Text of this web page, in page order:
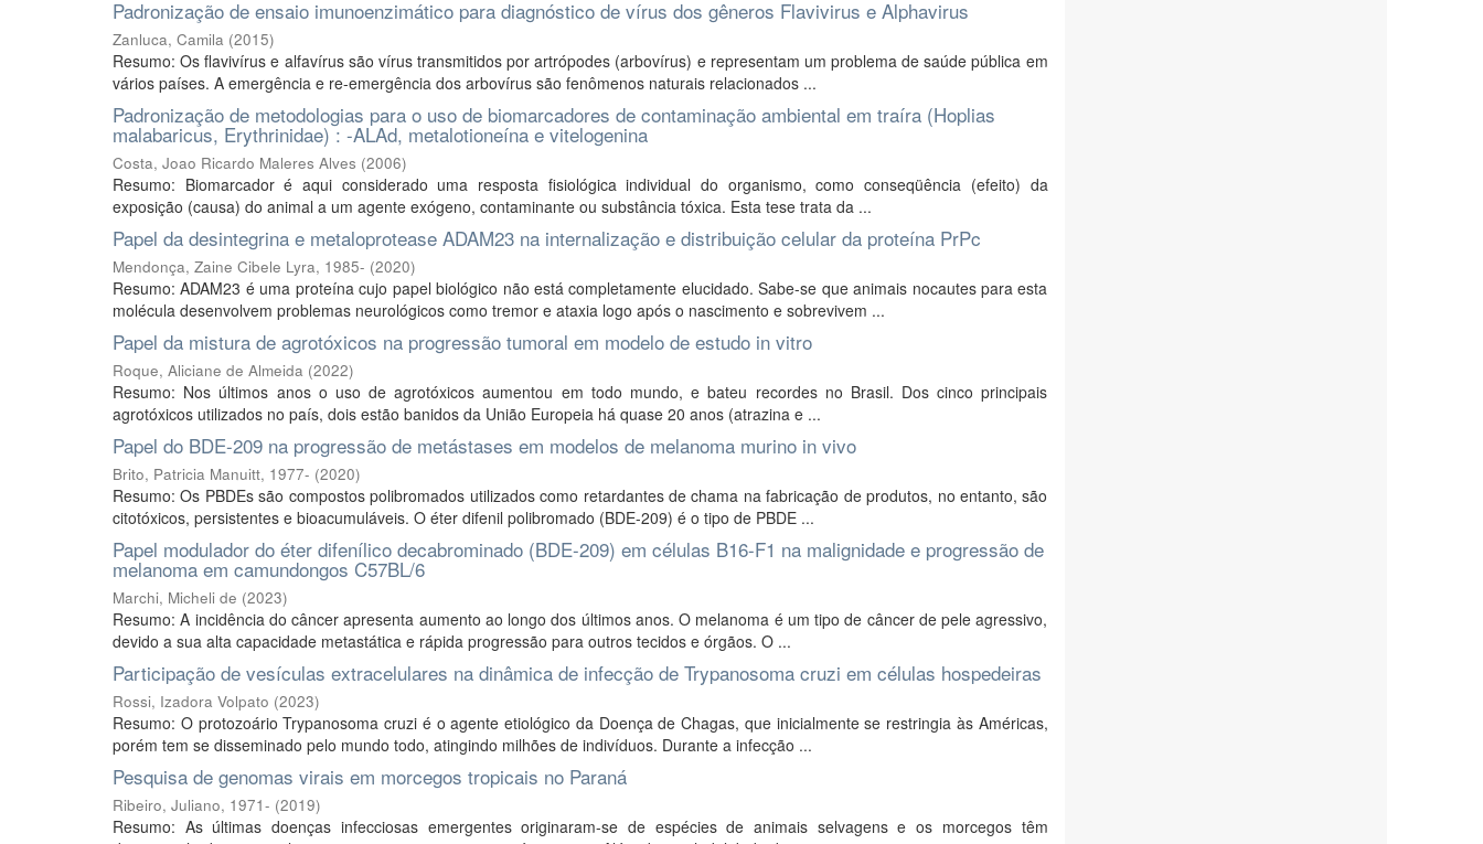
Padronização de ensaio imunoenzimático para diagnóstico de vírus dos gêneros Flavivirus e Alphavirus
Zanluca, Camila (2015)
Resumo: Os flavivírus e alfavírus são vírus transmitidos por artrópodes (arbovírus) e representam um problema de saúde pública em
vários países. A emergência e re-emergência dos arbovírus são fenômenos naturais relacionados ...
Padronização de metodologias para o uso de biomarcadores de contaminação ambiental em traíra (Hoplias
malabaricus, Erythrinidae) : -ALAd, metalotioneína e vitelogenina
Costa, Joao Ricardo Maleres Alves (2006)
Resumo: Biomarcador é aqui considerado uma resposta fisiológica individual do organismo, como conseqüência (efeito) da
exposição (causa) do animal a um agente exógeno, contaminante ou substância tóxica. Esta tese trata da ...
Papel da desintegrina e metaloprotease ADAM23 na internalização e distribuição celular da proteína PrPc
Mendonça, Zaine Cibele Lyra, 1985- (2020)
Resumo: ADAM23 é uma proteína cujo papel biológico não está completamente elucidado. Sabe-se que animais nocautes para esta
molécula desenvolvem problemas neurológicos como tremor e ataxia logo após o nascimento e sobrevivem ...
Papel da mistura de agrotóxicos na progressão tumoral em modelo de estudo in vitro
Roque, Aliciane de Almeida (2022)
Resumo: Nos últimos anos o uso de agrotóxicos aumentou em todo mundo, e bateu recordes no Brasil. Dos cinco principais
agrotóxicos utilizados no país, dois estão banidos da União Europeia há quase 20 anos (atrazina e ...
Papel do BDE-209 na progressão de metástases em modelos de melanoma murino in vivo
Brito, Patricia Manuitt, 1977- (2020)
Resumo: Os PBDEs são compostos polibromados utilizados como retardantes de chama na fabricação de produtos, no entanto, são
citotóxicos, persistentes e bioacumuláveis. O éter difenil polibromado (BDE-209) é o tipo de PBDE ...
Papel modulador do éter difenílico decabrominado (BDE-209) em células B16-F1 na malignidade e progressão de
melanoma em camundongos C57BL/6
Marchi, Micheli de (2023)
Resumo: A incidência do câncer apresenta aumento ao longo dos últimos anos. O melanoma é um tipo de câncer de pele agressivo,
devido a sua alta capacidade metastática e rápida progressão para outros tecidos e órgãos. O ...
Participação de vesículas extracelulares na dinâmica de infecção de Trypanosoma cruzi em células hospedeiras
Rossi, Izadora Volpato (2023)
Resumo: O protozoário Trypanosoma cruzi é o agente etiológico da Doença de Chagas, que inicialmente se restringia às Américas,
porém tem se disseminado pelo mundo todo, atingindo milhões de indivíduos. Durante a infecção ...
Pesquisa de genomas virais em morcegos tropicais no Paraná
Ribeiro, Juliano, 1971- (2019)
Resumo: As últimas doenças infecciosas emergentes originaram-se de espécies de animais selvagens e os morcegos têm